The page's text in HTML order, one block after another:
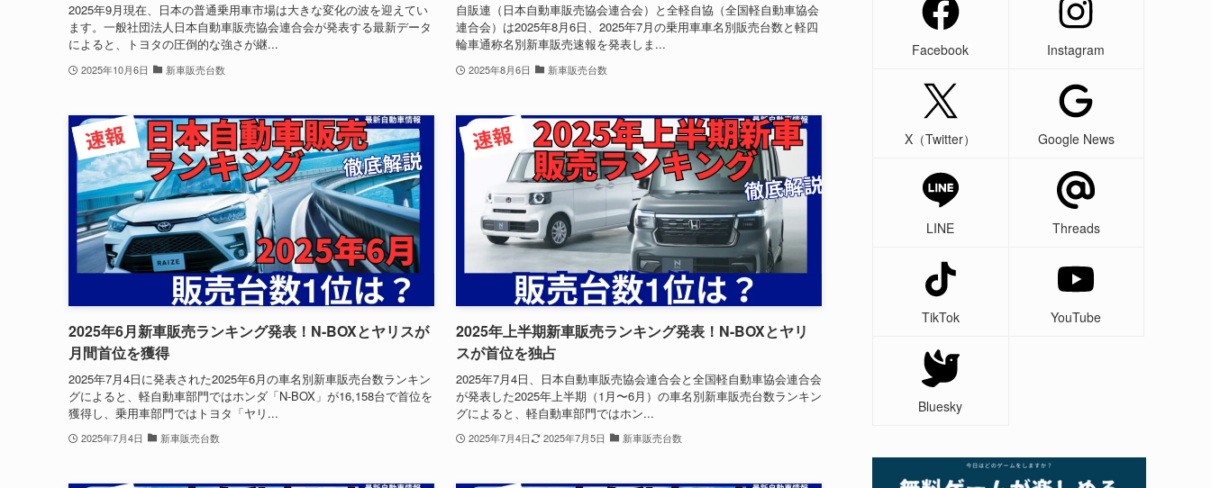
2025年9月現在、日本の普通乗用車市場は大きな変化の波を迎えてい
ます。一般社団法人日本自動車販売協会連合会が発表する最新データ
によると、トヨタの圧倒的な強さが継...
2025年10月6日 新車販売台数
自販連（日本自動車販売協会連合会）と全軽自協（全国軽自動車協会
連合会）は2025年8月6日、2025年7月の乗用車車名別販売台数と軽四
輪車通称名別新車販売速報を発表しま...
2025年8月6日 新車販売台数
2025年6月新車販売ランキング発表！N-BOXとヤリスが
月間首位を獲得
2025年7月4日に発表された2025年6月の車名別新車販売台数ランキン
グによると、軽自動車部門ではホンダ「N-BOX」が16,158台で首位を
獲得し、乗用車部門ではトヨタ「ヤリ...
2025年7月4日 新車販売台数
2025年上半期新車販売ランキング発表！N-BOXとヤリ
スが首位を独占
2025年7月4日、日本自動車販売協会連合会と全国軽自動車協会連合会
が発表した2025年上半期（1月〜6月）の車名別新車販売台数ランキン
グによると、軽自動車部門ではホン...
2025年7月4日 2025年7月5日 新車販売台数
Facebook Instagram
X（Twitter） Google News
LINE Threads
TikTok YouTube
Bluesky